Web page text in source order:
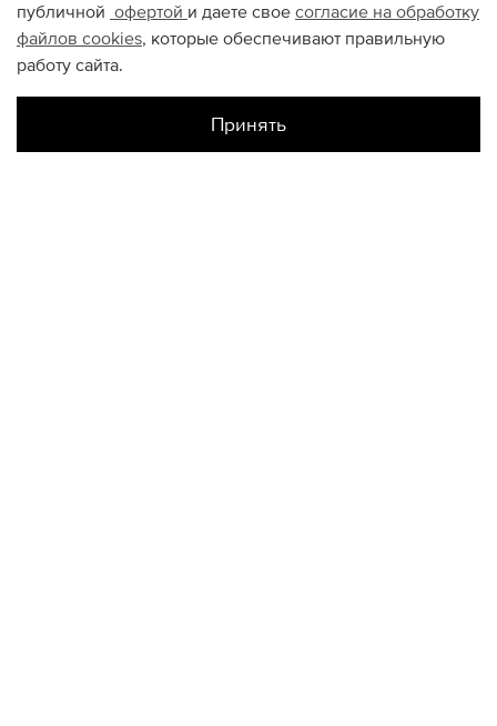
публичной офертой и даете свое согласие на обработку
файлов cookies, которые обеспечивают правильную
работу сайта.
Принять